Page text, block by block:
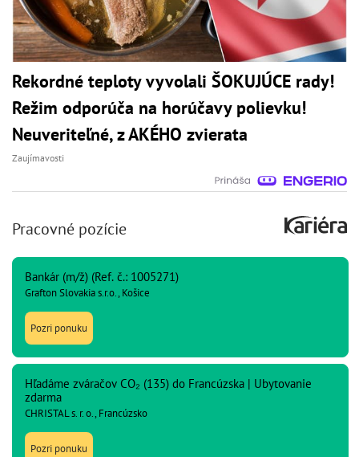
Rekordné teploty vyvolali ŠOKUJÚCE rady!
Režim odporúča na horúčavy polievku!
Neuveriteľné, z AKÉHO zvierata
Zaujímavosti
Pracovné pozície
Bankár (m/ž) (Ref. č.: 1005271)
Grafton Slovakia s.r.o., Košice
Pozri ponuku
Hľadáme zváračov CO₂ (135) do Francúzska | Ubytovanie
zdarma
CHRISTAL s. r. o., Francúzsko
Pozri ponuku